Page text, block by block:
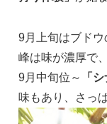
9月上旬はブドウ
峰は味が濃厚で
9月中旬位～
「
味もあり、さっ